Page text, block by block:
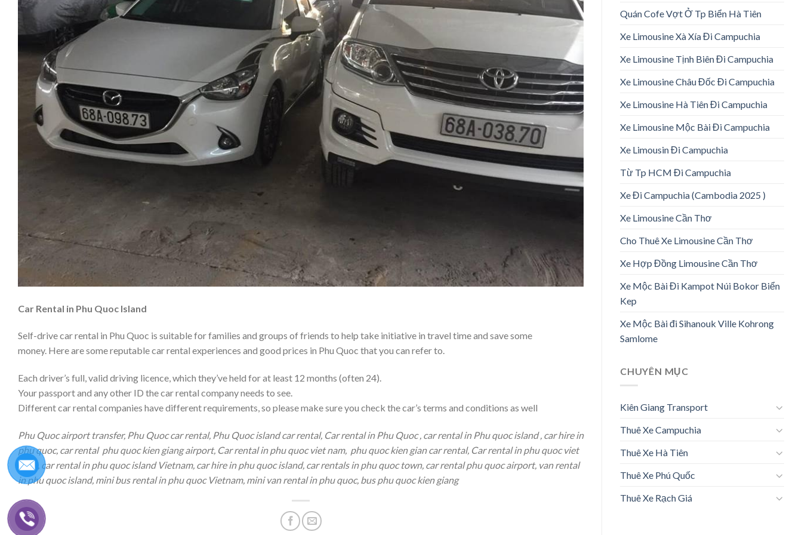
Car Rental in Phu Quoc Island
Self-drive car rental in Phu Quoc is suitable for families and groups of friends to help take initiative in travel time and save some
money. Here are some reputable car rental experiences and good prices in Phu Quoc that you can refer to.
Each driver’s full, valid driving licence, which they’ve held for at least 12 months (often 24).
Your passport and any other ID the car rental company needs to see.
Different car rental companies have different requirements, so please make sure you check the car’s terms and conditions as well
Phu Quoc airport transfer, Phu Quoc car rental, Phu Quoc island car rental, Car rental in Phu Quoc , car rental in Phu quoc island , car hire in
phu quoc, car rental phu quoc kien giang airport, Car rental in phu quoc viet nam, phu quoc kien gian car rental, Car rental in phu quoc viet
nam , car rental in phu quoc island Vietnam, car hire in phu quoc island, car rentals in phu quoc town, car rental phu quoc airport, van rental
in phu quoc island, mini bus rental in phu quoc Vietnam, mini van rental in phu quoc, bus phu quoc kien giang
Quán Cofe Vợt Ở Tp Biển Hà Tiên
Xe Limousine Xà Xía Đi Campuchia
Xe Limousine Tịnh Biên Đi Campuchia
Xe Limousine Châu Đốc Đi Campuchia
Xe Limousine Hà Tiên Đi Campuchia
Xe Limousine Mộc Bài Đi Campuchia
Xe Limousin Đi Campuchia
Từ Tp HCM Đi Campuchia
Xe Đi Campuchia (Cambodia 2025 )
Xe Limousine Cần Thơ
Cho Thuê Xe Limousine Cần Thơ
Xe Hợp Đồng Limousine Cần Thơ
Xe Mộc Bài Đi Kampot Núi Bokor Biển
Kep
Xe Mộc Bài đi Sihanouk Ville Kohrong
Samlome
CHUYÊN MỤC
Kiên Giang Transport
Thuê Xe Campuchia
Thuê Xe Hà Tiên
Thuê Xe Phú Quốc
Thuê Xe Rạch Giá